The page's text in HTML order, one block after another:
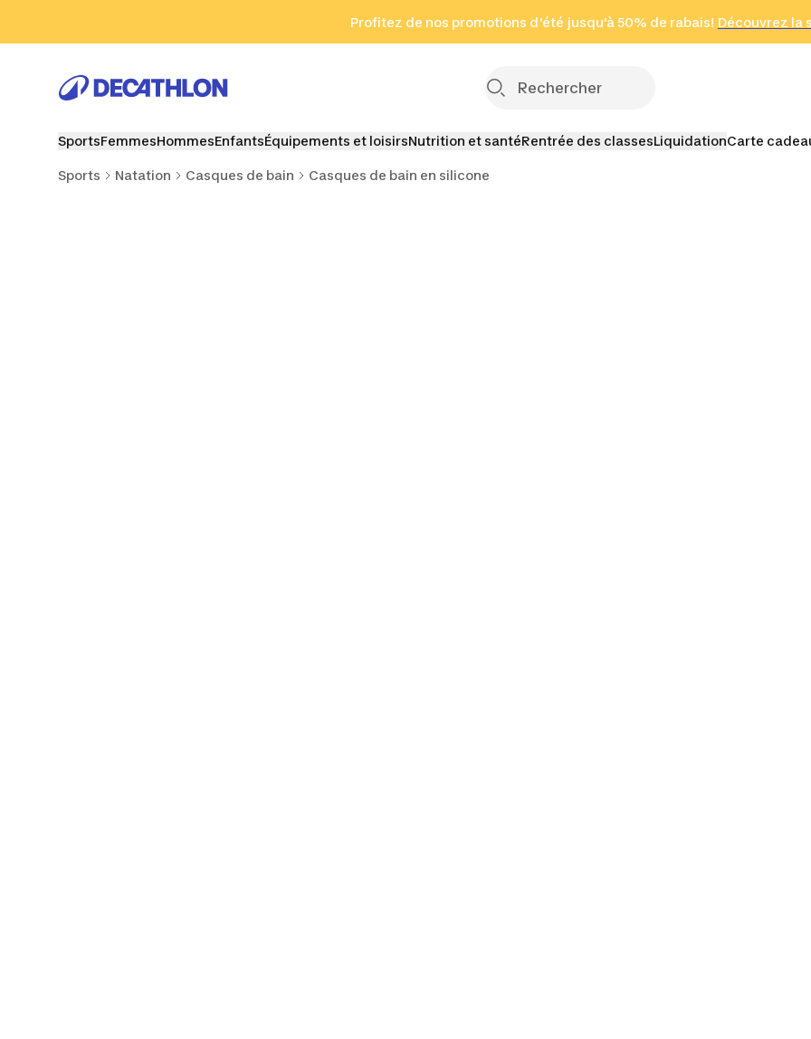
Aller au pied de page
Profitez de nos promotions d'été jusqu'à 50% de rabais! Découvrez la
Cliquez ici
en seulement 2
(Zones sélectionnées)
SportsFemmesHommesEnfantsÉquipements et loisirsNutrition et santéRentrée des classesLiquidationCarte
Sports Natation Casques de bain Casques de bain en silicone